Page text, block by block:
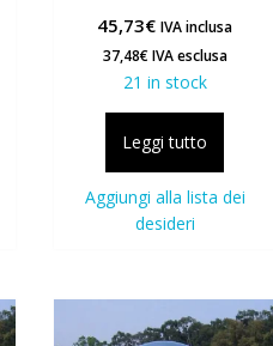
45,73€ IVA inclusa
37,48€IVA esclusa
21 in stock
Leggi tutto
Aggiungi alla lista dei
desideri